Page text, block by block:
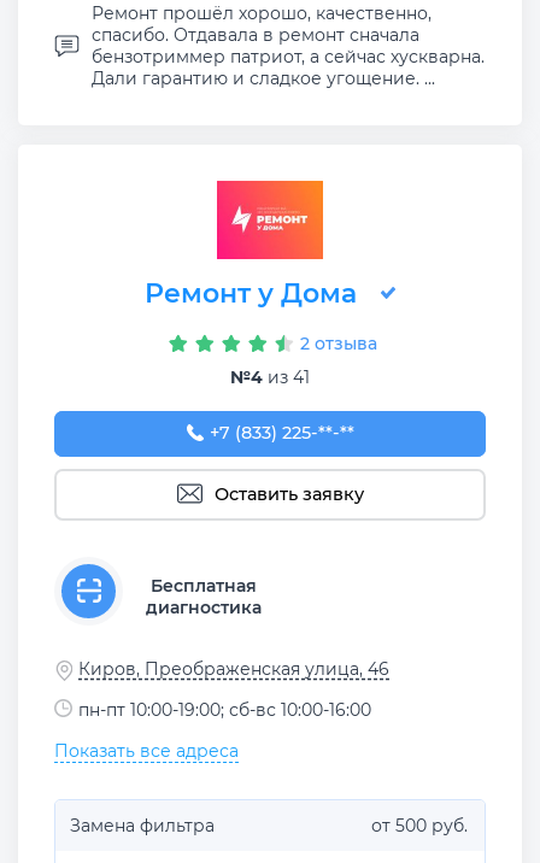
Ремонт прошёл хорошо, качественно,
спасибо. Отдавала в ремонт сначала
бензотриммер патриот, а сейчас хускварна.
Дали гарантию и сладкое угощение. ...
Ремонт у Дома
2 отзыва
№4 из 41
+7 (833) 225-62-55
+7 (833) 225-**-**
Оставить заявку
Бесплатная
диагностика
Киров, Преображенская улица, 46
пн-пт 10:00-19:00; сб-вс 10:00-16:00
Показать все адреса
Замена фильтра от 500 руб.